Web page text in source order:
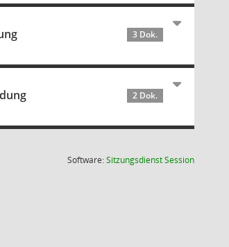
3 Dok.
2 Dok.
Software:SitzungsdienstSession(Wird in